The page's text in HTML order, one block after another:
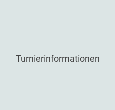
Turnierinformationen